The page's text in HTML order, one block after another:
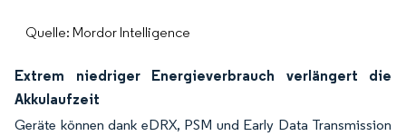
Quelle: Mordor Intelligence
Extrem niedriger Energieverbrauch verlängert die
Akkulaufzeit
Geräte können dank eDRX, PSM und Early Data Transmission